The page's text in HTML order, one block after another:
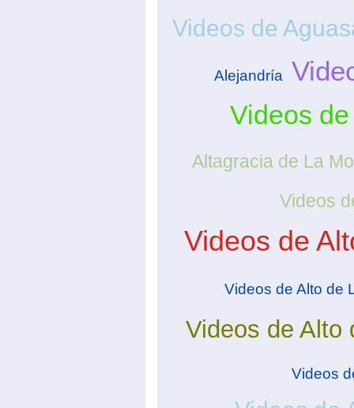
Videos de
Alejandría
Videos
Altagracia de La
Videos
Videos de
Videos de Alto de
Videos de Alto
Videos